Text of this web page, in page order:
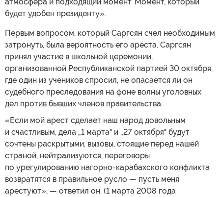
будет удобен президенту».
Первым вопросом, который Саргсян счел необходимым
затронуть, была вероятность его ареста. Саргсян
принял участие в школьной церемонии,
организованной Республиканской партией 30 октября,
где один из учеников спросил, не опасается ли он
судебного преследования на фоне волны уголовных
дел против бывших членов правительства.
«Если мой арест сделает наш народ довольным
и счастливым, дела „1 марта" и „27 октября" будут
сочтены раскрытыми, вызовы, стоящие перед нашей
страной, нейтрализуются, переговоры
по урегулированию нагорно-карабахского конфликта
возвратятся в правильное русло — пусть меня
арестуют», — ответил он. (1 марта 2008 года